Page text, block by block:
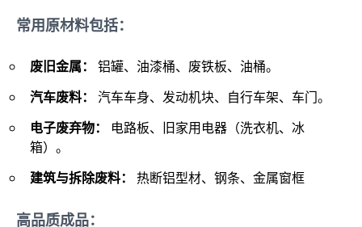
常用原材料包括：
废旧金属：
铝罐、油漆桶、废铁板、油桶。
汽车废料：
汽车车身、发动机块、自行车架、车门。
电子废弃物：
电路板、旧家用电器（洗衣机、冰
箱）。
建筑与拆除废料：
热断铝型材、钢条、金属窗框
高品质成品：